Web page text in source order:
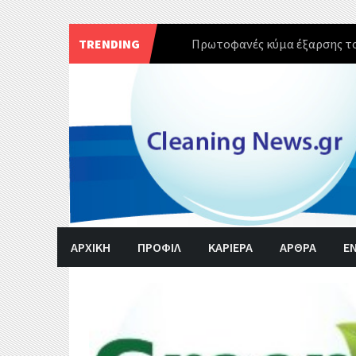
TRENDING
Πρωτοφανές κύμα έξαρσης
Skip
to
content
ΑΡΧΙΚΗ ΠΡΟΦΙΛ ΚΑΡΙΕΡΑ ΑΡΘΡΑ